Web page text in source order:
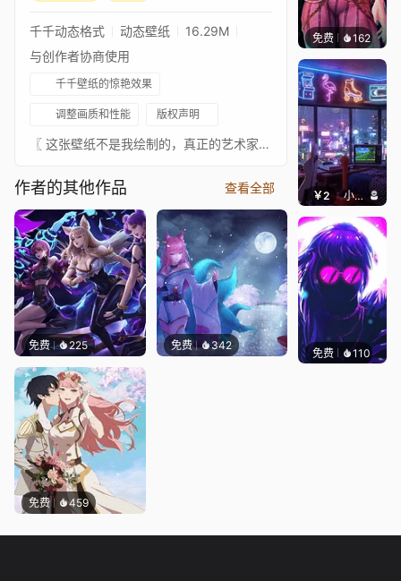
千千动态格式 动态壁纸
16.29M
与创作者协商使用
千千壁纸的惊艳效果
调整画质和性能 版权声明
〖 这张壁纸不是我绘制的，真正的艺术家总是在 ↓这里↓。我只是为这些图片添加动画以供娱乐。请支持这位绝对出色的艺术家。如果有任何艺术家不希望这张壁纸出现在这里，请联系我，我会将其移除。〗- 原画来源: https://www.uhdpaper.com/2020/04/miles-morales-spider-man-marvel_17.html- 数字艺术由: https://www.artstation.com/duang- 音乐: https://www.youtube.com/watch?v=7jCf3HonNJY⠀⠀↓↓↓↓↓↓↓⠀⠀★ 你可以在这里查看我收藏的已批准壁纸 ★⠀⠀↓↓↓↓↓↓↓⠀⠀
作者的其他作品 查看全部
免费 225 免费 342
免费 459
免费 162
￥2 小皮球
免费 110VortFX